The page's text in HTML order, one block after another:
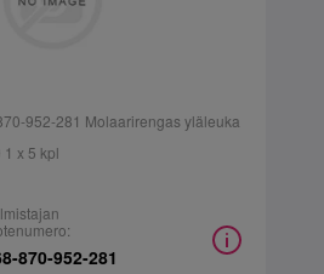
952-281 Molaarirengas yläleuka
x 5 kpl
870-952-281